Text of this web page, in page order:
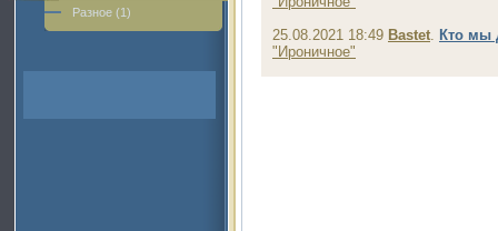
Разное (1)
25.08.2021 18:49 Bastet. Кто мы
"Ироничное"